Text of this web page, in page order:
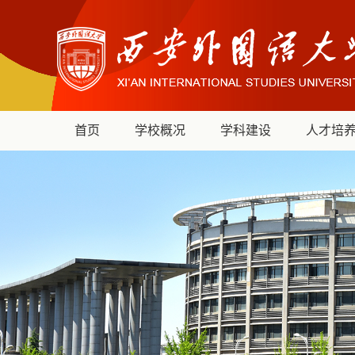
首页 学校概况 学科建设 人才培